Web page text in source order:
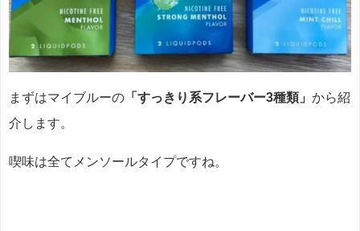
まずはマイブルーの 「すっきり系フレーバー3種類」 から紹
介します。
喫味は全てメンソールタイプですね。